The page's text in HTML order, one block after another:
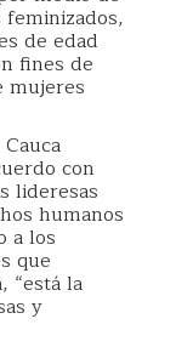
de edad
fines de
mujeres
con
lideresas
humanos
a los
que
“está la
y